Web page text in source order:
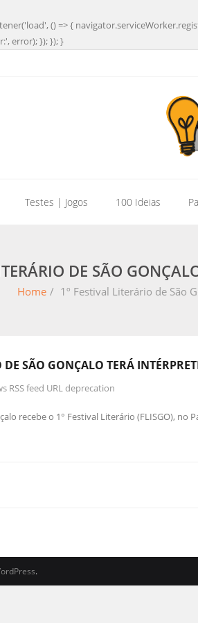
() => {
error); }); }); }
Testes | Jogos 100 Ideias
DE SÃO
Home / 1º Festival Literário de São
DE SÃO GONÇALO TERÁ
RSS feed URL deprecation
recebe o 1° Festival Literário (FLISGO),
.